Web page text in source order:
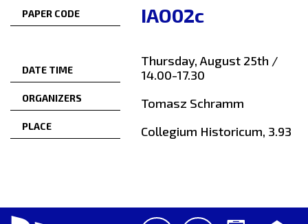
PAPER CODE IAO02c
DATE TIME
Thursday, August 25th /
14.00-17.30
ORGANIZERS Tomasz Schramm
PLACE Collegium Historicum, 3.93